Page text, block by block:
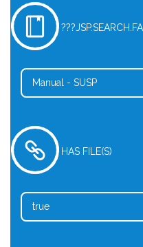
Manual - SUSP
HAS FILE(S)
true